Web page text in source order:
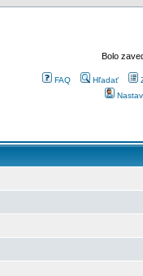
Bolo
FAQ Hľadať